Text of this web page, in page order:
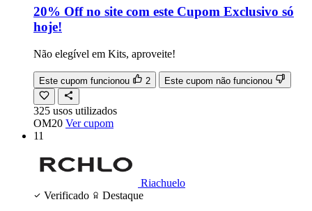
20% Off no site com este Cupom Exclusivo só
hoje!
Não elegível em Kits, aproveite!
Este cupom funcionou 2 Este cupom não funcionou
325 usos utilizados
OM20 Ver cupom
11
Riachuelo
Verificado
Destaque